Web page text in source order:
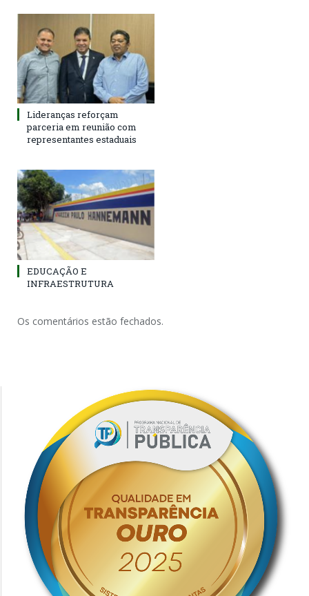
Lideranças reforçam
parceria em reunião com
representantes estaduais
EDUCAÇÃO E
INFRAESTRUTURA
Os comentários estão fechados.